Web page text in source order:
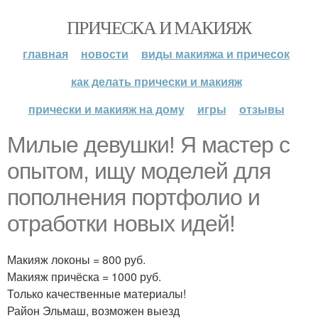
ПРИЧЕСКА И МАКИЯЖ
главная новости
виды макияжа и причесок
как делать прически и макияж
прически и макияж на дому
игры отзывы
Милые девушки! Я мастер с
опытом, ищу моделей для
пополнения портфолио и
отработки новых идей!
Макияж локоны = 800 руб.
Макияж причёска = 1000 руб.
Только качественные материалы!
Район Эльмаш, возможен выезд